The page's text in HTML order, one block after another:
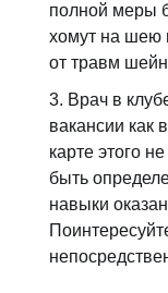
полной меры
хомут на шею
от травм
Врач в
вакансии как
карте этого
быть
навыки